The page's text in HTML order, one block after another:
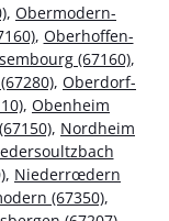
, Obermodern-
, Oberhoffen-
(67160),
, Oberdorf-
, Obenheim
, Nordheim
, Niederrœdern
(67350),